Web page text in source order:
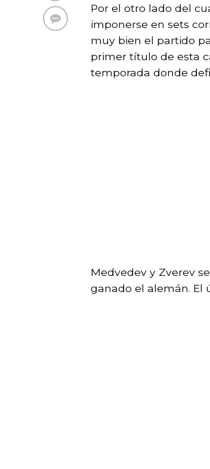
Por el otro lado del
imponerse en sets
muy bien el partido
primer título de esta
temporada donde
Medvedev y Zverev
ganado el alemán. El